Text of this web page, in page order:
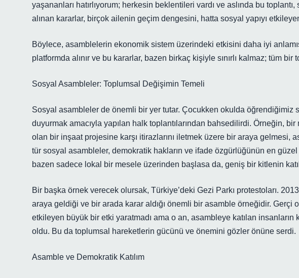
yaşananları hatırlıyorum; herkesin beklentileri vardı ve aslında bu
alınan kararlar, birçok ailenin geçim dengesini, hatta sosyal yapıyı
Böylece, asamblelerin ekonomik sistem üzerindeki etkisini daha iyi
platformda alınır ve bu kararlar, bazen birkaç kişiyle sınırlı kalmaz; tüm bir
Sosyal Asambleler: Toplumsal Değişimin Temeli
Sosyal asambleler de önemli bir yer tutar. Çocukken okulda öğrendiğimiz
duyurmak amacıyla yapılan halk toplantılarından bahsedilirdi. Örneğin,
olan bir inşaat projesine karşı itirazlarını iletmek üzere bir araya gelmesi,
tür sosyal asambleler, demokratik hakların ve ifade özgürlüğünün en
bazen sadece lokal bir mesele üzerinden başlasa da, geniş bir kitlenin
Bir başka örnek verecek olursak, Türkiye’deki Gezi Parkı protestoları.
araya geldiği ve bir arada karar aldığı önemli bir asamble örneğidir. Gerçi
etkileyen büyük bir etki yaratmadı ama o an, asambleye katılan
oldu. Bu da toplumsal hareketlerin gücünü ve önemini gözler önüne serdi.
Asamble ve Demokratik Katılım